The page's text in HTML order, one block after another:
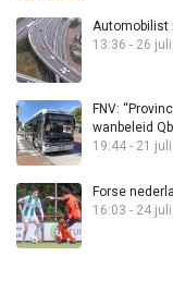
Automobilist
13:36 - 26 juli
FNV:
wanbeleid
19:44 - 21 juli
Forse
16:03 - 24 juli